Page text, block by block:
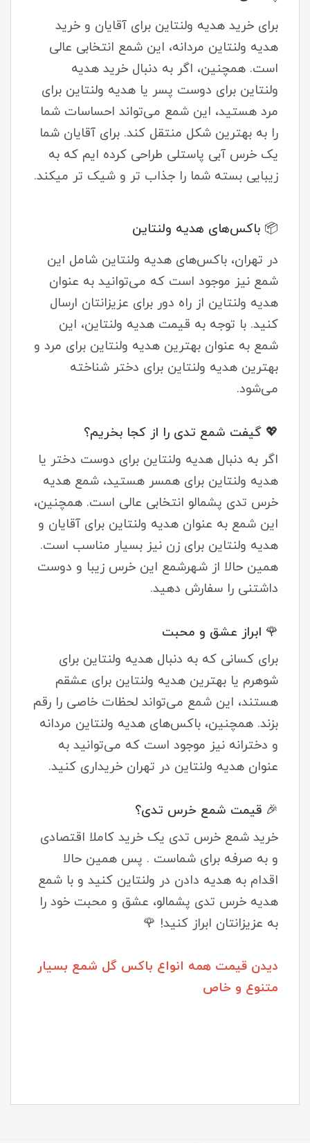
برای خرید هدیه ولنتاین برای آقایان و خرید
هدیه ولنتاین مردانه، این شمع انتخابی عالی
است. همچنین، اگر به دنبال خرید هدیه
ولنتاین برای دوست پسر یا هدیه ولنتاین برای
مرد هستید، این شمع می‌تواند احساسات شما
را به بهترین شکل منتقل کند. برای آقایان شما
یک خرس آبی پاستلی طراحی کرده ایم که به
زیبایی بسته شما را جذاب تر و شیک تر میکند.
📦 باکس‌های هدیه ولنتاین
در تهران، باکس‌های هدیه ولنتاین شامل این
شمع نیز موجود است که می‌توانید به عنوان
هدیه ولنتاین از راه دور برای عزیزانتان ارسال
کنید. با توجه به قیمت هدیه ولنتاین، این
شمع به عنوان بهترین هدیه ولنتاین برای مرد و
بهترین هدیه ولنتاین برای دختر شناخته
می‌شود.
💖 گیفت شمع تدی را از کجا بخریم؟
اگر به دنبال هدیه ولنتاین برای دوست دختر یا
هدیه ولنتاین برای همسر هستید، شمع هدیه
خرس تدی پشمالو انتخابی عالی است. همچنین،
این شمع به عنوان هدیه ولنتاین برای آقایان و
هدیه ولنتاین برای زن نیز بسیار مناسب است.
همین حالا از شهرشمع این خرس زیبا و دوست
داشتنی را سفارش دهید.
🌹 ابراز عشق و محبت
برای کسانی که به دنبال هدیه ولنتاین برای
شوهرم یا بهترین هدیه ولنتاین برای عشقم
هستند، این شمع می‌تواند لحظات خاصی را رقم
بزند. همچنین، باکس‌های هدیه ولنتاین مردانه
و دخترانه نیز موجود است که می‌توانید به
عنوان هدیه ولنتاین در تهران خریداری کنید.
🎉 قیمت شمع خرس تدی؟
خرید شمع خرس تدی یک خرید کاملا اقتصادی
و به صرفه برای شماست . پس همین حالا
اقدام به هدیه دادن در ولنتاین کنید و با شمع
هدیه خرس تدی پشمالو، عشق و محبت خود را
به عزیزانتان ابراز کنید! 🌹
دیدن قیمت همه انواع باکس گل شمع بسیار
متنوع و خاص